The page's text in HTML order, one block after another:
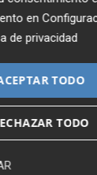
en
de privacidad
TODO
TODO